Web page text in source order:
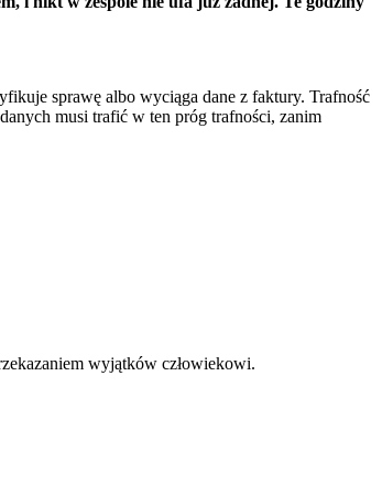
sprawę albo wyciąga dane z faktury. Trafność
musi trafić w ten próg trafności, zanim
wyjątków człowiekowi.